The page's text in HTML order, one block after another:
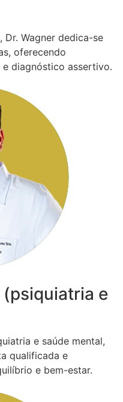
Dr. Wagner dedica-se
oferecendo
diagnóstico assertivo.
(psiquiatria e
e saúde mental,
qualificada e
e bem-estar.